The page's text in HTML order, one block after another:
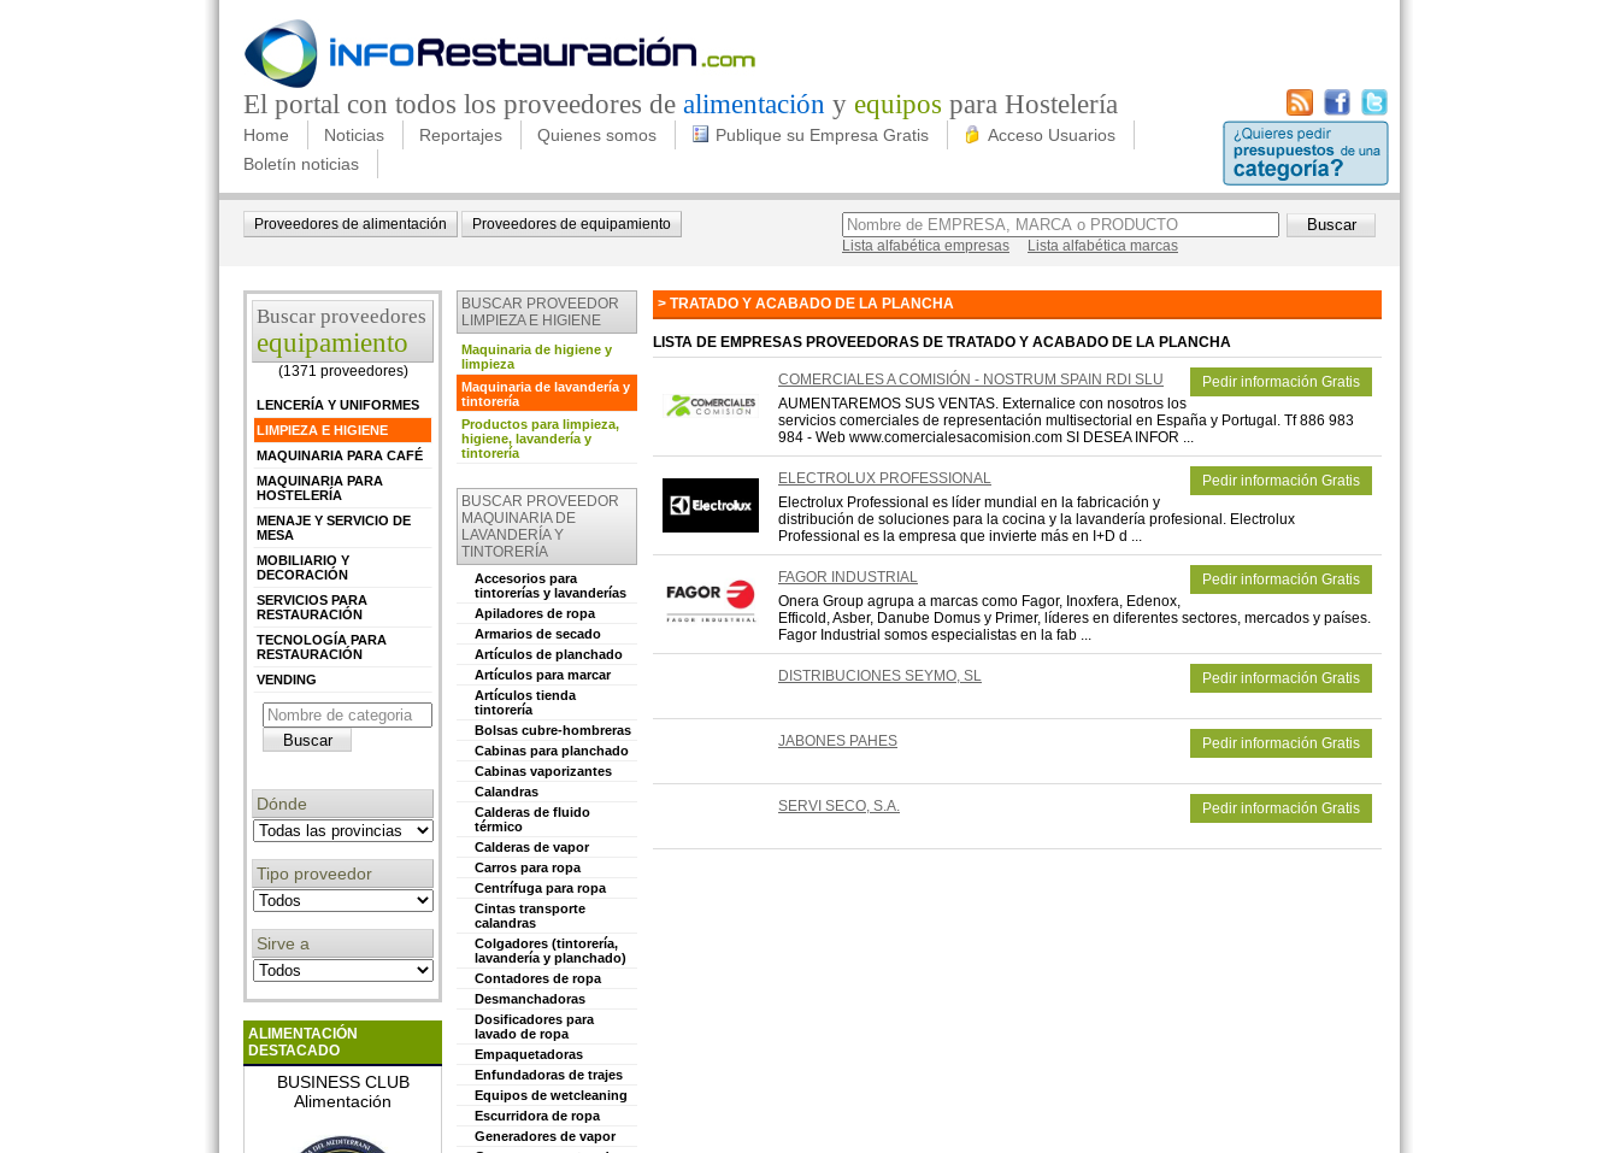
El portal con todos los proveedores de alimentación y equipos para Hostelería
Home Noticias Reportajes Quienes somos Publique su Empresa Gratis
Acceso Usuarios
Boletín noticias
Proveedores de alimentación
Proveedores de equipamiento
Lista alfabética empresas
Lista alfabética marcas
Buscar proveedores
equipamiento
(1371 proveedores)
LENCERÍA Y UNIFORMES
LIMPIEZA E HIGIENE
MAQUINARIA PARA CAFÉ
MAQUINARIA PARA
HOSTELERÍA
MENAJE Y SERVICIO DE
MESA
MOBILIARIO Y
DECORACIÓN
SERVICIOS PARA
RESTAURACIÓN
TECNOLOGÍA PARA
RESTAURACIÓN
VENDING
Dónde
Tipo proveedor
Sirve a
ALIMENTACIÓN
DESTACADO
BUSINESS CLUB
Alimentación
BUSCAR PROVEEDOR
LIMPIEZA E HIGIENE
Maquinaria de higiene y
limpieza
Maquinaria de lavandería y
tintorería
Productos para limpieza,
higiene, lavandería y
tintorería
BUSCAR PROVEEDOR
MAQUINARIA DE
LAVANDERÍA Y
TINTORERÍA
Accesorios para
tintorerías y lavanderías
Apiladores de ropa
Armarios de secado
Artículos de planchado
Artículos para marcar
Artículos tienda
tintorería
Bolsas cubre-hombreras
Cabinas para planchado
Cabinas vaporizantes
Calandras
Calderas de fluido
térmico
Calderas de vapor
Carros para ropa
Centrífuga para ropa
Cintas transporte
calandras
Colgadores (tintorería,
lavandería y planchado)
Contadores de ropa
Desmanchadoras
Dosificadores para
lavado de ropa
Empaquetadoras
Enfundadoras de trajes
Equipos de wetcleaning
Escurridora de ropa
Generadores de vapor
> TRATADO Y ACABADO DE LA PLANCHA
LISTA DE EMPRESAS PROVEEDORAS DE TRATADO Y ACABADO DE LA PLANCHA
COMERCIALES A COMISIÓN - NOSTRUM SPAIN RDI SLU
Pedir información Gratis
AUMENTAREMOS SUS VENTAS. Externalice con nosotros los
servicios comerciales de representación multisectorial en España y Portugal. Tf 886 983
984 - Web www.comercialesacomision.com SI DESEA INFOR ...
ELECTROLUX PROFESSIONAL
Pedir información Gratis
Electrolux Professional es líder mundial en la fabricación y
distribución de soluciones para la cocina y la lavandería profesional. Electrolux
Professional es la empresa que invierte más en I+D d ...
FAGOR INDUSTRIAL
Pedir información Gratis
Onera Group agrupa a marcas como Fagor, Inoxfera, Edenox,
Efficold, Asber, Danube Domus y Primer, líderes en diferentes sectores, mercados y países.
Fagor Industrial somos especialistas en la fab ...
DISTRIBUCIONES SEYMO, SL Pedir información Gratis
JABONES PAHES Pedir información Gratis
SERVI SECO, S.A. Pedir información Gratis